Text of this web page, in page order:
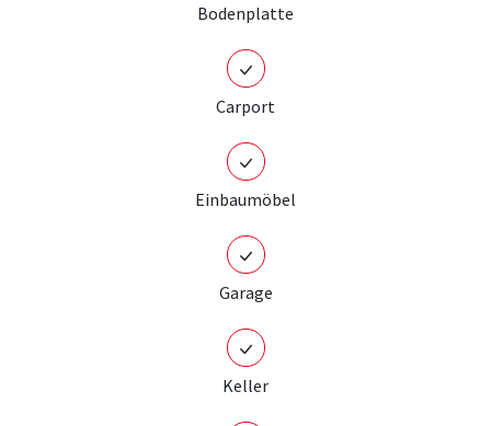
Bodenplatte
Carport
Einbaumöbel
Garage
Keller